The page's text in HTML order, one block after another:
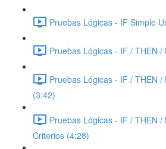
Pruebas Lógicas - IF Simple
Pruebas Lógicas - IF / THEN /
Pruebas Lógicas - IF / THEN /
(3:42)
Pruebas Lógicas - IF / THEN /
Criterios (4:28)